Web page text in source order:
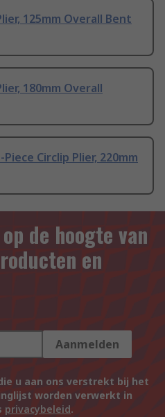
125mm Overall Bent
180mm Overall
Circlip Plier, 220mm
de hoogte van
en
Aanmelden
u aan ons verstrekt bij het
worden verwerkt in
privacybeleid.